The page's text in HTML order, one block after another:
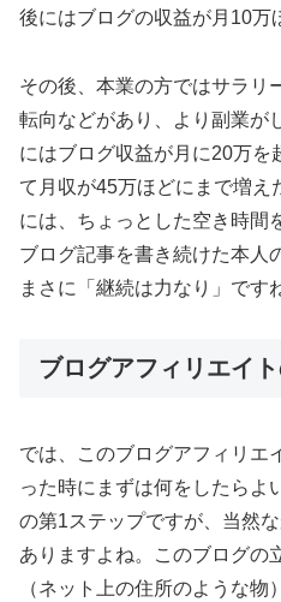
後にはブログの収益が月10万
その後、本業の方ではサラリ
転向などがあり、より副業が
にはブログ収益が月に20万を
て月収が45万ほどにまで増え
には、ちょっとした空き時間
ブログ記事を書き続けた本人
まさに「継続は力なり」です
ブログアフィリエイ
では、このブログアフィリエ
った時にまずは何をしたらよ
の第1ステップですが、当然
ありますよね。このブログの
（ネット上の住所のような